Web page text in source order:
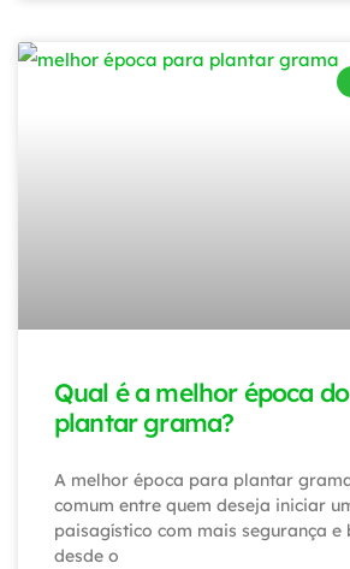
Qual é a melhor época
plantar grama?
A melhor época para plantar
comum entre quem deseja iniciar
paisagístico com mais segurança e
desde o